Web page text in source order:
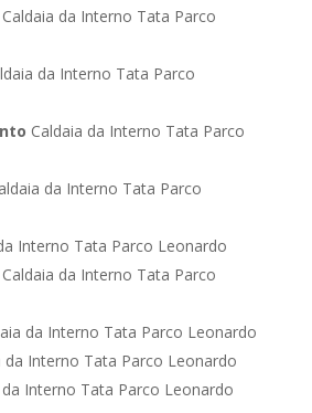
Caldaia da Interno Tata Parco
da Interno Tata Parco
Caldaia da Interno Tata Parco
da Interno Tata Parco
Interno Tata Parco Leonardo
Caldaia da Interno Tata Parco
da Interno Tata Parco Leonardo
da Interno Tata Parco Leonardo
da Interno Tata Parco Leonardo